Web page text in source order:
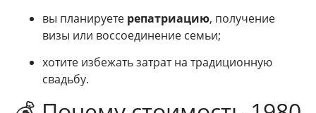
вы планируете репатриацию, получение
визы или воссоединение семьи;
хотите избежать затрат на традиционную
свадьбу.